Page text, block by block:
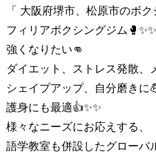
「 大阪府堺市、松原市のボ
フィリアボクシングジム🥊✨✨
強くなりたい👊
ダイエット、ストレス発散、
シェイプアップ、自分磨きに
護身にも最適👍✨✨
様々なニーズにお応えする、
語学教室も併設したグローバ